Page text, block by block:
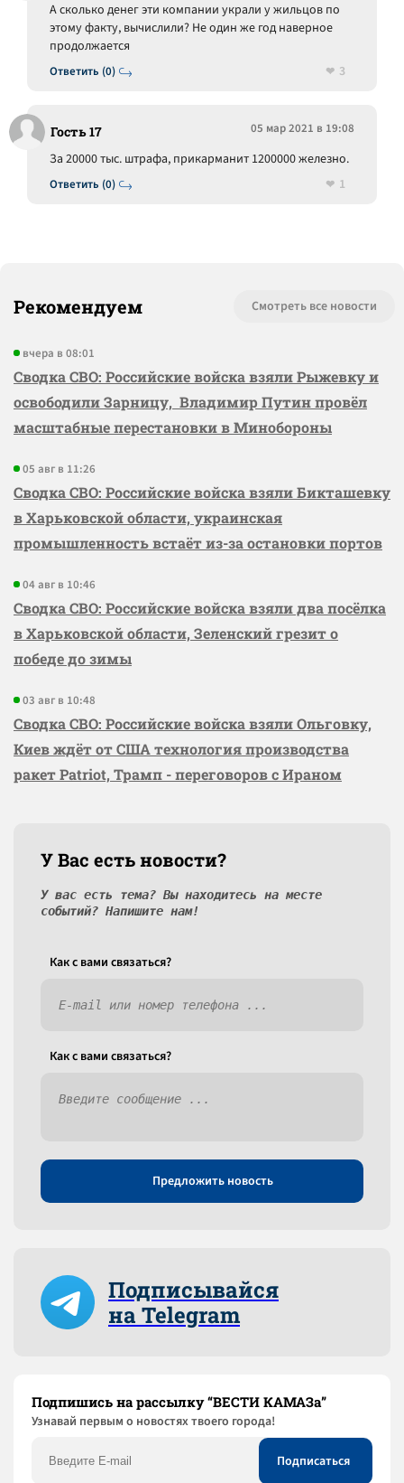
Ответить (0)
А сколько денег эти компании украли у жильцов по
этому факту, вычислили? Не один же год наверное
продолжается
3
Гость 17 05 мар 2021 в 19:08
Ответить (0)
За 20000 тыс. штрафа, прикарманит 1200000 железно.
1
Рекомендуем Смотреть все новости
вчера в 08:01
Сводка СВО: Российские войска взяли Рыжевку и
освободили Зарницу, Владимир Путин провёл
масштабные перестановки в Минобороны
05 авг в 11:26
Сводка СВО: Российские войска взяли Бикташевку
в Харьковской области, украинская
промышленность встаёт из-за остановки портов
04 авг в 10:46
Сводка СВО: Российские войска взяли два посёлка
в Харьковской области, Зеленский грезит о
победе до зимы
03 авг в 10:48
Сводка СВО: Российские войска взяли Ольговку,
Киев ждёт от США технология производства
ракет Patriot, Трамп - переговоров с Ираном
У Вас есть новости?
У вас есть тема? Вы находитесь на месте
событий? Напишите нам!
Как c вами связаться?
Как c вами связаться?
Предложить новость
Подписывайся
на Telegram
Подпишись на рассылку “ВЕСТИ КАМАЗа”
Узнaвай первым о новостях твоего города!